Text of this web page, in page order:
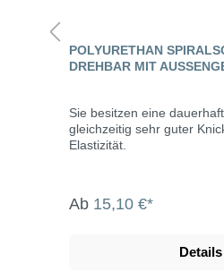
POLYURETHAN
DREHBAR MIT
Sie besitzen eine
gleichzeitig sehr guter
Elastizität.
Ab 15,10 €*
Details